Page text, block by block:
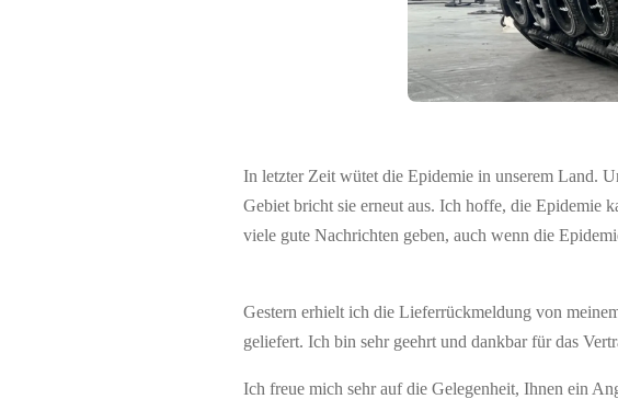
In letzter Zeit wütet die Epidemie in unserem Land.
Gebiet bricht sie erneut aus. Ich hoffe, die Epidemie
viele gute Nachrichten geben, auch wenn die
Gestern erhielt ich die Lieferrückmeldung von
geliefert. Ich bin sehr geehrt und dankbar für das
Ich freue mich sehr auf die Gelegenheit, Ihnen ein